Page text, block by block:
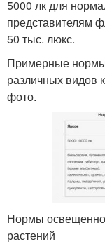
5000 лк для
представителям
50 тыс. люкс.
Примерные
различных видов
фото.
Нормы
растений